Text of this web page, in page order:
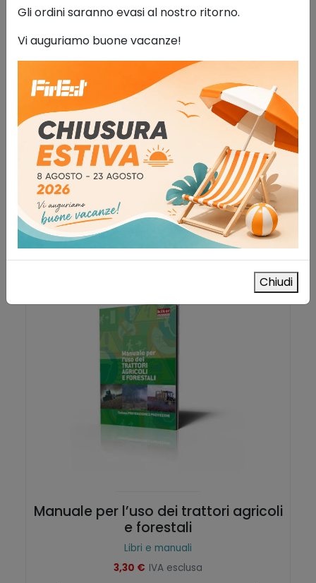
La cultura del giusto soccorso
Libri e manuali
6,56€ IVA esclusa
AGGIUNGI AL CARRELLO
Aggiungi alla lista dei desideri
Manuale per l’uso dei trattori agricoli
e forestali
Libri e manuali
3,30 € IVA esclusa
Gli ordini saranno evasi al nostro ritorno.
Vi auguriamo buone vacanze!
Chiudi